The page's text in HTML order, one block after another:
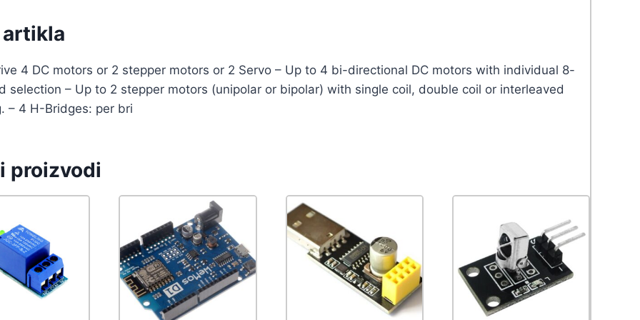
4 DC motors or 2 stepper motors or 2 Servo – Up to 4 bi-directional DC motors with individual 8-
selection – Up to 2 stepper motors (unipolar or bipolar) with single coil, double coil or interleaved
– 4 H-Bridges: per bri
proizvodi